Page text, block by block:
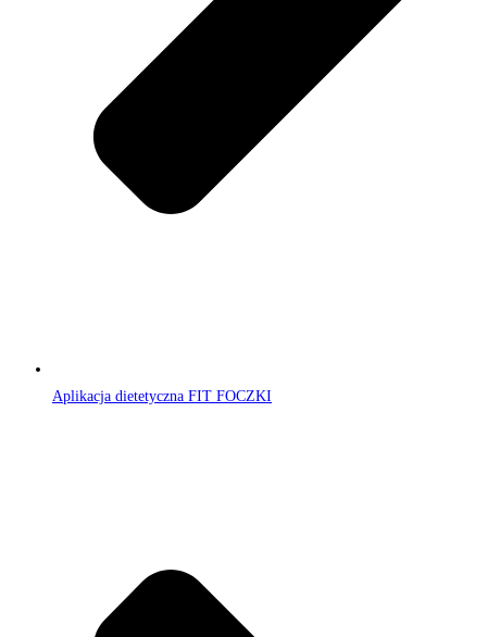
Aplikacja dietetyczna FIT FOCZKI